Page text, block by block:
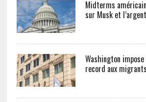
Midterms
sur Musk et l’argent
Washington
record aux